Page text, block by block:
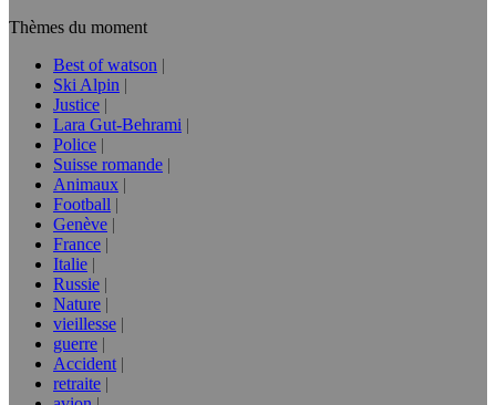
Thèmes du moment
Best of watson
Ski Alpin
Justice
Lara Gut-Behrami
Police
Suisse romande
Animaux
Football
Genève
France
Italie
Russie
Nature
vieillesse
guerre
Accident
retraite